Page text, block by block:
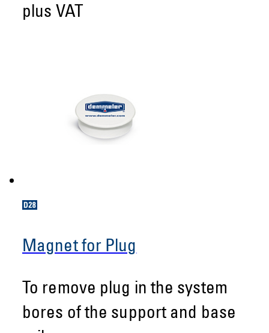
plus VAT
Magnet for Plug
To remove plug in the system
bores of the support and base